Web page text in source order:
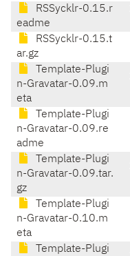
RSSycklr-0.15.r
eadme
RSSycklr-0.15.t
ar.gz
Template-Plugi
n-Gravatar-0.09.m
eta
Template-Plugi
n-Gravatar-0.09.re
adme
Template-Plugi
n-Gravatar-0.09.tar.
gz
Template-Plugi
n-Gravatar-0.10.m
eta
Template-Plugi